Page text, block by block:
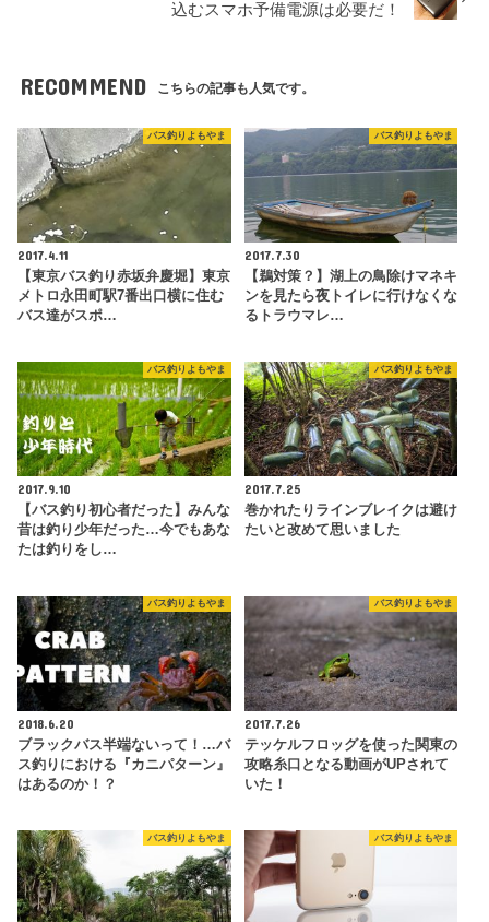
込むスマホ予備電源は必要だ！
RECOMMEND こちらの記事も人気です。
バス釣りよもやま
2017.4.11
【東京バス釣り赤坂弁慶堀】東京
メトロ永田町駅7番出口横に住む
バス達がスポ…
バス釣りよもやま
2017.7.30
【鵜対策？】湖上の鳥除けマネキ
ンを見たら夜トイレに行けなくな
るトラウマレ…
バス釣りよもやま
2017.9.10
【バス釣り初心者だった】みんな
昔は釣り少年だった…今でもあな
たは釣りをし…
バス釣りよもやま
2017.7.25
巻かれたりラインブレイクは避け
たいと改めて思いました
バス釣りよもやま
2018.6.20
ブラックバス半端ないって！…バ
ス釣りにおける『カニパターン』
はあるのか！？
バス釣りよもやま
2017.7.26
テッケルフロッグを使った関東の
攻略糸口となる動画がUPされて
いた！
バス釣りよもやま バス釣りよもやま